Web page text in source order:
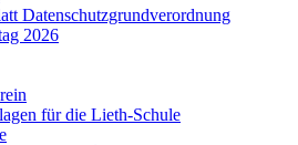
Datenschutzgrundverordnung
2026
für die Lieth-Schule